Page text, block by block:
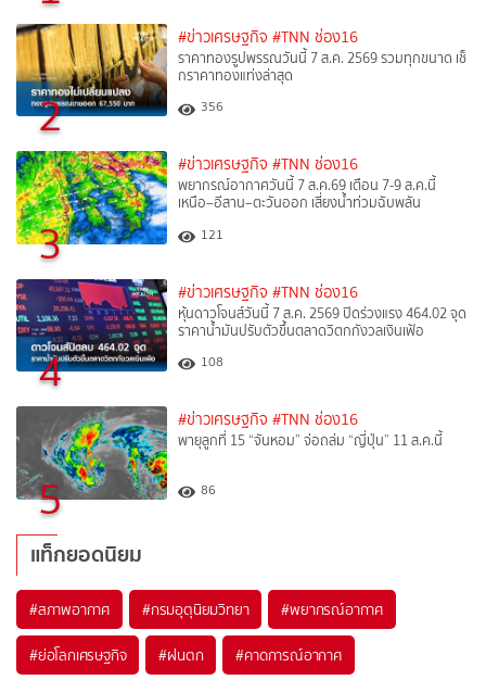
2
#ข่าวเศรษฐกิจ #TNN ช่อง16
ราคาทองรูปพรรณวันนี้ 7 ส.ค. 2569 รวมทุกขนาด เช็
กราคาทองแท่งล่าสุด
356
3
#ข่าวเศรษฐกิจ #TNN ช่อง16
พยากรณ์อากาศวันนี้ 7 ส.ค.69 เตือน 7-9 ส.ค.นี้
เหนือ–อีสาน–ตะวันออก เสี่ยงน้ำท่วมฉับพลัน
121
4
#ข่าวเศรษฐกิจ #TNN ช่อง16
หุ้นดาวโจนส์วันนี้ 7 ส.ค. 2569 ปิดร่วงแรง 464.02 จุด
ราคาน้ำมันปรับตัวขึ้นตลาดวิตกกังวลเงินเฟ้อ
108
5
#ข่าวเศรษฐกิจ #TNN ช่อง16
พายุลูกที่ 15 “จันหอม” จ่อถล่ม “ญี่ปุ่น” 11 ส.ค.นี้
86
แท็กยอดนิยม
#สภาพอากาศ #กรมอุตุนิยมวิทยา #พยากรณ์อากาศ
#ย่อโลกเศรษฐกิจ #ฝนตก #คาดการณ์อากาศ